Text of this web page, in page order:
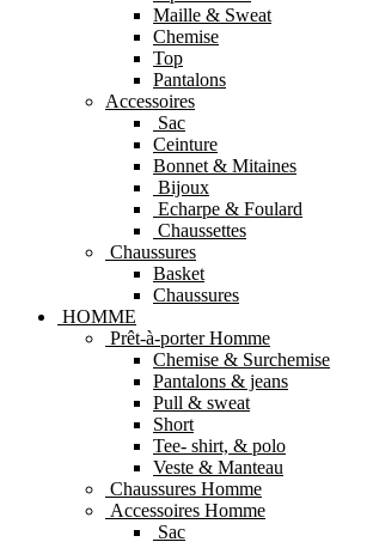
Maille & Sweat
Chemise
Top
Pantalons
Accessoires
Sac
Ceinture
Bonnet & Mitaines
Bijoux
Echarpe & Foulard
Chaussettes
Chaussures
Basket
Chaussures
HOMME
Prêt-à-porter Homme
Chemise & Surchemise
Pantalons & jeans
Pull & sweat
Short
Tee- shirt, & polo
Veste & Manteau
Chaussures Homme
Accessoires Homme
Sac